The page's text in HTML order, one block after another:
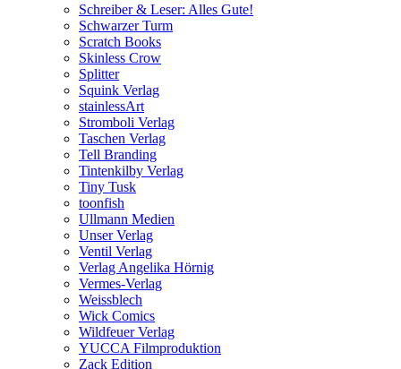
Schreiber & Leser: Alles Gute!
Schwarzer Turm
Scratch Books
Skinless Crow
Splitter
Squink Verlag
stainlessArt
Stromboli Verlag
Taschen Verlag
Tell Branding
Tintenkilby Verlag
Tiny Tusk
toonfish
Ullmann Medien
Unser Verlag
Ventil Verlag
Verlag Angelika Hörnig
Vermes-Verlag
Weissblech
Wick Comics
Wildfeuer Verlag
YUCCA Filmproduktion
Zack Edition